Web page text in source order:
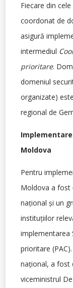
Fiecare din
coordonat de
asigură
intermediul
prioritare.
domeniul
organizate)
regional de
Moldova
Pentru
Moldova a fost
naţional şi un
instituţiilor
implementarea
prioritare
naţional, a fost
viceministrul